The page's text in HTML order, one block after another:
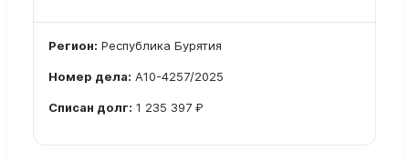
Регион: Республика Бурятия
Номер дела: А10-4257/2025
Списан долг: 1 235 397 ₽